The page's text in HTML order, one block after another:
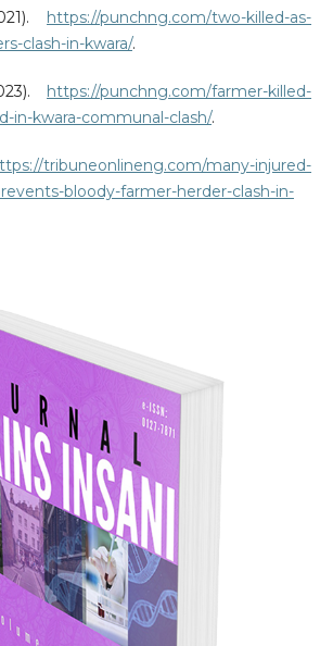
https://punchng.com/two-killed-as-
clash-in-kwara/.
https://punchng.com/farmer-killed-
in-kwara-communal-clash/.
tribuneonlineng.com/many-injured-
bloody-farmer-herder-clash-in-